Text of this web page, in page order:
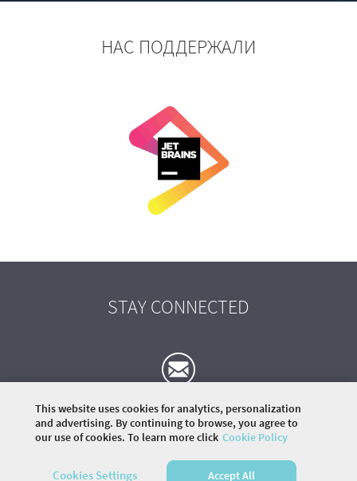
НАС ПОДДЕРЖАЛИ
STAY CONNECTED
© 2026 COMMUNITY COMPANY. ALL RIGHTS
This website uses cookies for analytics, personalization
and advertising. By continuing to browse, you agree to
our use of cookies. To learn more click Cookie Policy
Cookies Settings Accept All